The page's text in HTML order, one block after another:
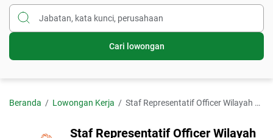
Cari lowongan
Beranda Lowongan Kerja Staf Representatif Officer Wilayah Sumatera | PT Mitra Utama Madani
Staf Representatif Officer Wilayah